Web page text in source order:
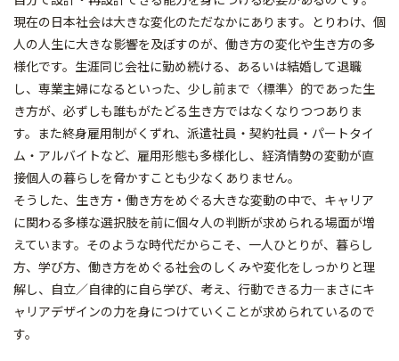
現在の日本社会は大きな変化のただなかにあります。とりわけ、個
人の人生に大きな影響を及ぼすのが、働き方の変化や生き方の多
様化です。生涯同じ会社に勤め続ける、あるいは結婚して退職
し、専業主婦になるといった、少し前まで〈標準〉的であった生
き方が、必ずしも誰もがたどる生き方ではなくなりつつありま
す。また終身雇用制がくずれ、派遣社員・契約社員・パートタイ
ム・アルバイトなど、雇用形態も多様化し、経済情勢の変動が直
接個人の暮らしを脅かすことも少なくありません。
そうした、生き方・働き方をめぐる大きな変動の中で、キャリア
に関わる多様な選択肢を前に個々人の判断が求められる場面が増
えています。そのような時代だからこそ、一人ひとりが、暮らし
方、学び方、働き方をめぐる社会のしくみや変化をしっかりと理
解し、自立／自律的に自ら学び、考え、行動できる力―まさにキ
ャリアデザインの力を身につけていくことが求められているので
す。